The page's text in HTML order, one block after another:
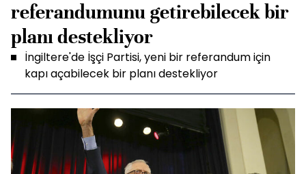
referandumunu getirebilecek bir
planı destekliyor
İngiltere'de İşçi Partisi, yeni bir referandum için
kapı açabilecek bir planı destekliyor